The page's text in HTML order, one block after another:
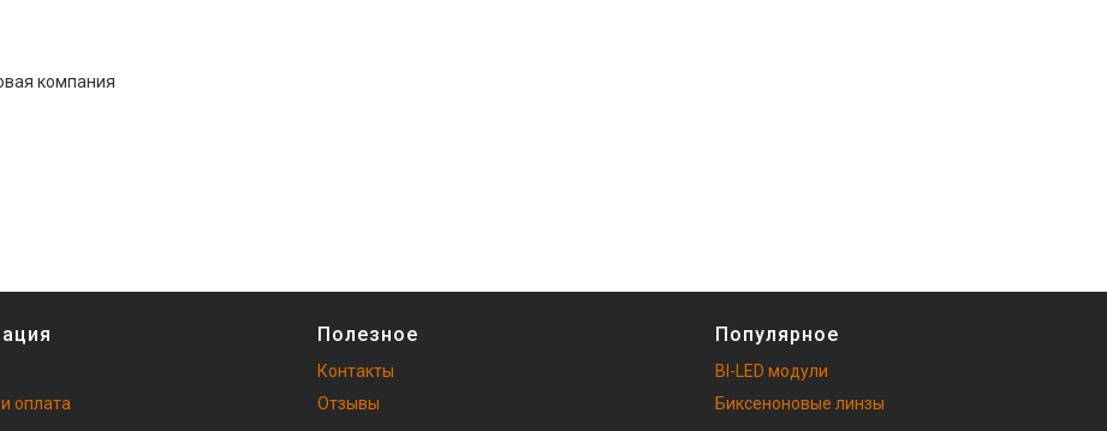
компания
оплата
Полезное
Контакты
Отзывы
Популярное
BI-LED модули
Биксеноновые линзы